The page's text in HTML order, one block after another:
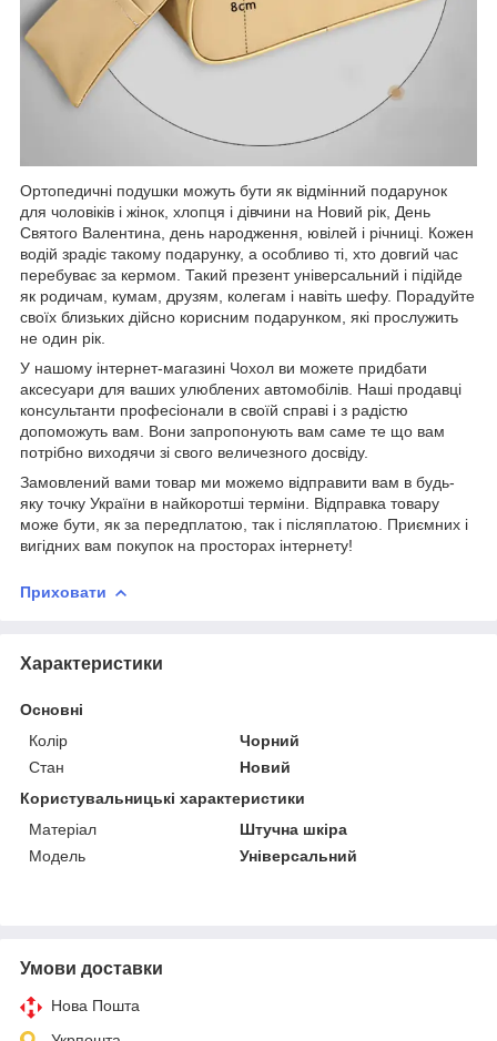
Ортопедичні подушки можуть бути як відмінний подарунок
для чоловіків і жінок, хлопця і дівчини на Новий рік, День
Святого Валентина, день народження, ювілей і річниці. Кожен
водій зрадіє такому подарунку, а особливо ті, хто довгий час
перебуває за кермом. Такий презент універсальний і підійде
як родичам, кумам, друзям, колегам і навіть шефу. Порадуйте
своїх близьких дійсно корисним подарунком, які прослужить
не один рік.
У нашому інтернет-магазині Чохол ви можете придбати
аксесуари для ваших улюблених автомобілів. Наші продавці
консультанти професіонали в своїй справі і з радістю
допоможуть вам. Вони запропонують вам саме те що вам
потрібно виходячи зі свого величезного досвіду.
Замовлений вами товар ми можемо відправити вам в будь-
яку точку України в найкоротші терміни. Відправка товару
може бути, як за передплатою, так і післяплатою. Приємних і
вигідних вам покупок на просторах інтернету!
Приховати
Характеристики
Основні
Колір
Чорний
Стан
Новий
Користувальницькі характеристики
Матеріал
Штучна шкіра
Модель
Універсальний
Умови доставки
Нова Пошта